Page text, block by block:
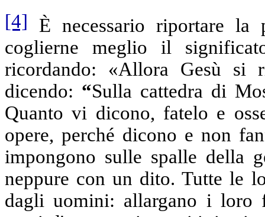
[4] È necessario riportare la
coglierne meglio il
ricordando: «Allora Gesù
dicendo: “Sulla cattedra di
Quanto vi dicono, fatelo e
opere, perché dicono e non
impongono sulle spalle della
neppure con un dito. Tutte le
dagli uomini: allargano i loro